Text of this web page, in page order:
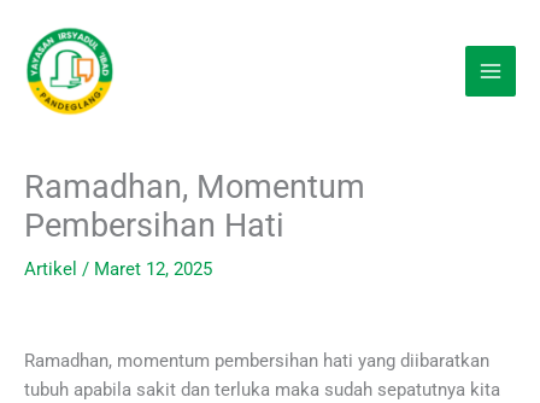
konten
Ramadhan, Momentum
Pembersihan Hati
Artikel / Maret 12, 2025
Ramadhan, momentum pembersihan hati yang diibaratkan
tubuh apabila sakit dan terluka maka sudah sepatutnya kita